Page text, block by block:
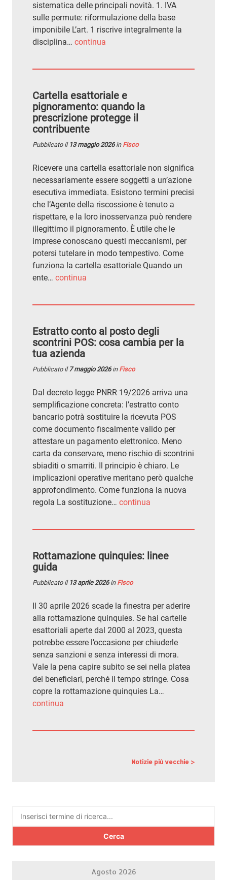
sistematica delle principali novità. 1. IVA
sulle permute: riformulazione della base
imponibile L’art. 1 riscrive integralmente la
disciplina… continua
Cartella esattoriale e
pignoramento: quando la
prescrizione protegge il
contribuente
Pubblicato il 13 maggio 2026in Fisco
Ricevere una cartella esattoriale non significa
necessariamente essere soggetti a un’azione
esecutiva immediata. Esistono termini precisi
che l’Agente della riscossione è tenuto a
rispettare, e la loro inosservanza può rendere
illegittimo il pignoramento. È utile che le
imprese conoscano questi meccanismi, per
potersi tutelare in modo tempestivo. Come
funziona la cartella esattoriale Quando un
ente… continua
Estratto conto al posto degli
scontrini POS: cosa cambia per la
tua azienda
Pubblicato il 7 maggio 2026in Fisco
Dal decreto legge PNRR 19/2026 arriva una
semplificazione concreta: l’estratto conto
bancario potrà sostituire la ricevuta POS
come documento fiscalmente valido per
attestare un pagamento elettronico. Meno
carta da conservare, meno rischio di scontrini
sbiaditi o smarriti. Il principio è chiaro. Le
implicazioni operative meritano però qualche
approfondimento. Come funziona la nuova
regola La sostituzione… continua
Rottamazione quinquies: linee
guida
Pubblicato il 13 aprile 2026in Fisco
Il 30 aprile 2026 scade la finestra per aderire
alla rottamazione quinquies. Se hai cartelle
esattoriali aperte dal 2000 al 2023, questa
potrebbe essere l’occasione per chiuderle
senza sanzioni e senza interessi di mora.
Vale la pena capire subito se sei nella platea
dei beneficiari, perché il tempo stringe. Cosa
copre la rottamazione quinquies La…
continua
Notizie più vecchie >
Ricerca
Agosto 2026